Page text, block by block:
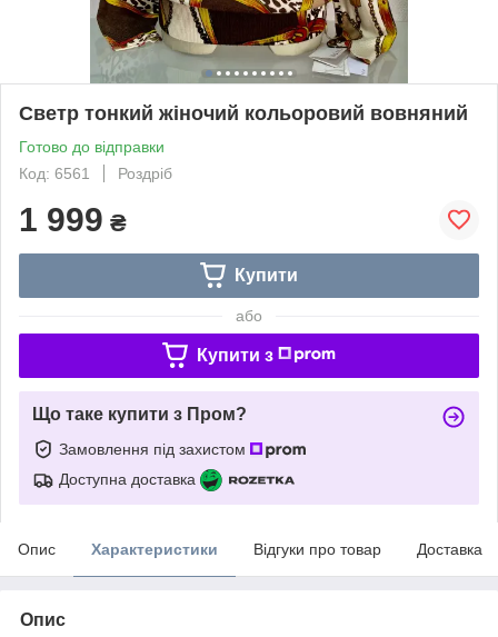
Светр тонкий жіночий кольоровий вовняний
Готово до відправки
Код: 6561
Роздріб
1 999 ₴
Купити
або
Купити з
Що таке купити з Пром?
Замовлення під захистом
Доступна доставка
Опис Характеристики Відгуки про товар Доставка
Опис